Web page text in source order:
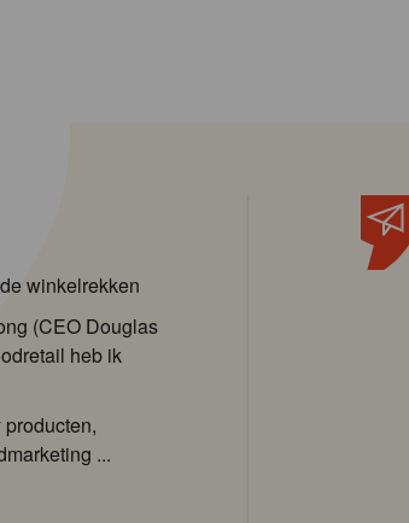
winkelrekken
(CEO Douglas
heb ik
...